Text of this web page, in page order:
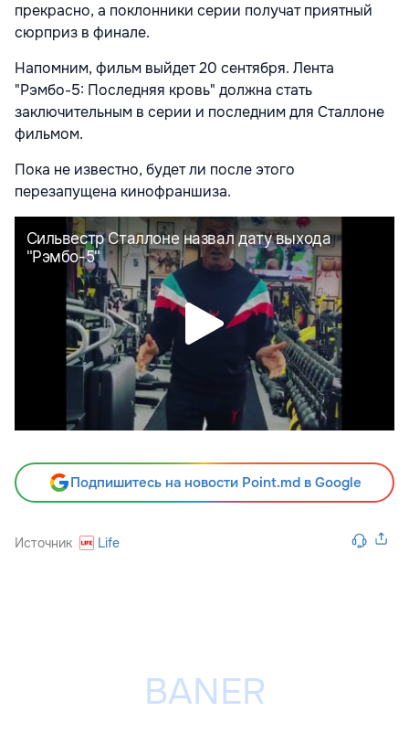
прекрасно, а поклонники серии получат приятный
сюрприз в финале.
Напомним, фильм выйдет 20 сентября. Лента
"Рэмбо-5: Последняя кровь" должна стать
заключительным в серии и последним для Сталлоне
фильмом.
Пока не известно, будет ли после этого
перезапущена кинофраншиза.
Подпишитесь на новости Point.md в Google
Источник Life